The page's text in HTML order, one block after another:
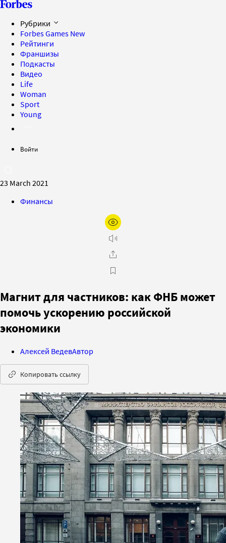
Рубрики
Forbes Games New
Рейтинги
Франшизы
Подкасты
Видео
Life
Woman
Sport
Young
Войти
23 March 2021
Финансы
Магнит для частников: как ФНБ может
помочь ускорению российской
экономики
Алексей ВедевАвтор
Копировать ссылку